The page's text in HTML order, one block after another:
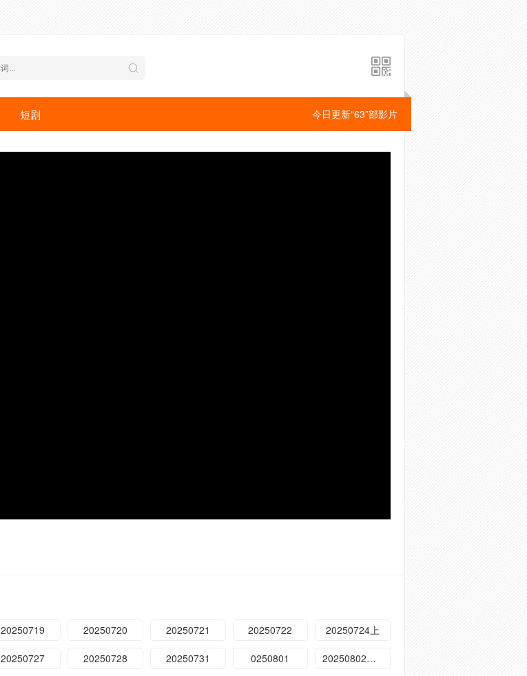
今日更新“63”部影片
短剧
20250719 20250720 20250721 20250722 20250724上
20250727 20250728 20250731 0250801 20250802加更